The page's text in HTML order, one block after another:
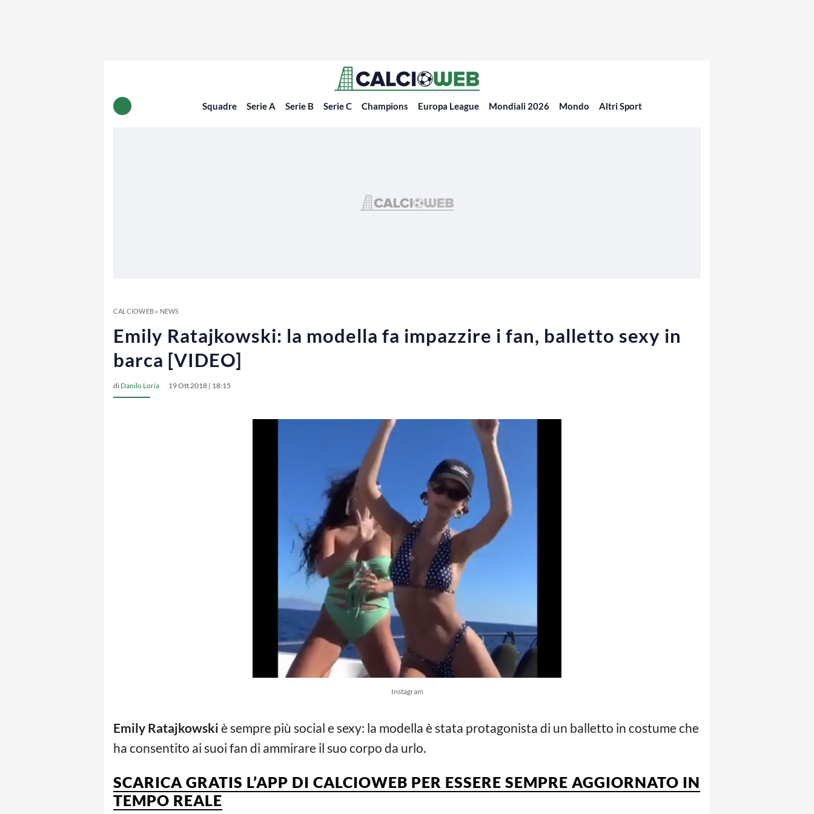
Squadre Serie A Serie B Serie C Champions Europa League Mondiali 2026 Mondo Altri Sport
CALCIOWEB» NEWS
Emily Ratajkowski: la modella fa impazzire i fan, balletto sexy in
barca [VIDEO]
di Danilo Loria 19 Ott 2018 | 18:15
Instagram
Emily Ratajkowski è sempre più social e sexy: la modella è stata protagonista di un balletto in costume che
ha consentito ai suoi fan di ammirare il suo corpo da urlo.
SCARICA GRATIS L’APP DI CALCIOWEB PER ESSERE SEMPRE AGGIORNATO IN
TEMPO REALE